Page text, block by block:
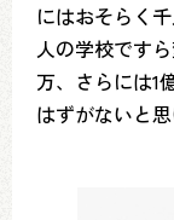
にはおそらく
人の学校です
万、さらには1
はずがないと思